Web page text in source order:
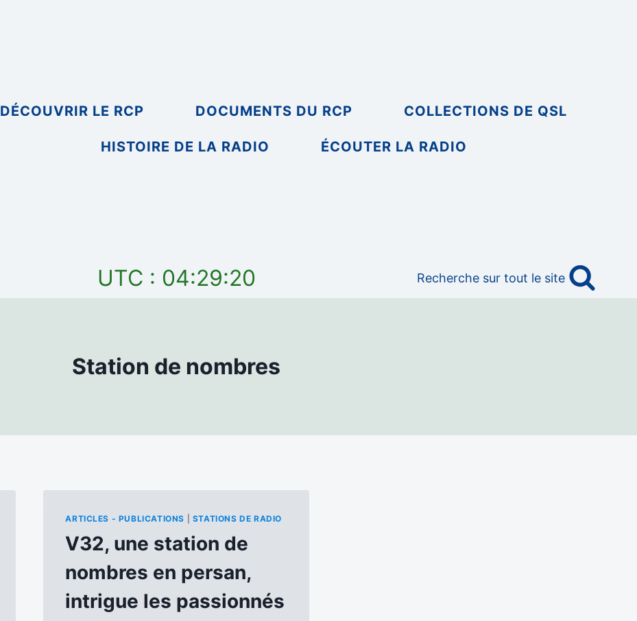
DÉCOUVRIR LE RCP DOCUMENTS DU RCP COLLECTIONS DE QSL
HISTOIRE DE LA RADIO ÉCOUTER LA RADIO
UTC : 04:29:20 Recherche sur tout le site
Station de nombres
ARTICLES - PUBLICATIONS STATIONS DE RADIO
V32, une station de
nombres en persan,
intrigue les passionnés